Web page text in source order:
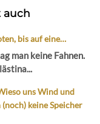
auch
bis auf eine…
man keine Fahnen.
uns Wind und
keine Speicher